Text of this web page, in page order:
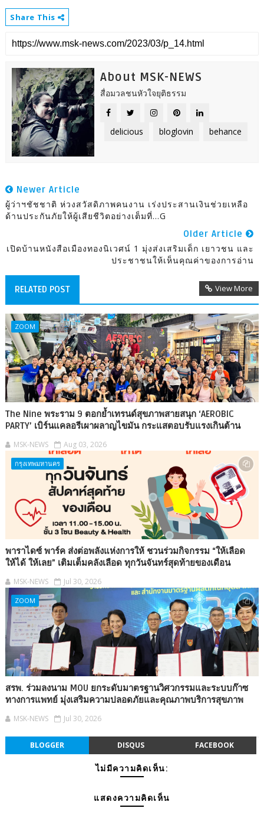
Share This
About MSK-NEWS
สื่อมวลชนหัวใจยุติธรรม
delicious bloglovin behance
Newer Article
ผู้ว่าฯชัชชาติ​ ห่วงสวัสดิภาพคนงาน​ เร่งประสานเงินช่วยเหลือ
ด้านประกันภัยให้ผู้เสียชีวิตอย่างเต็มที่...G
Older Article
เปิดบ้านหนังสือเมืองทองนิเวศน์ 1 มุ่งส่งเสริมเด็ก เยาวชน และ
ประชาชนให้เห็นคุณค่าของการอ่าน
RELATED POST View More
ZOOM
The Nine พระราม 9 ตอกย้ำเทรนด์สุขภาพสายสนุก ‘AEROBIC
PARTY’ เบิร์นแคลอรีเผาผลาญไขมัน กระแสตอบรับแรงเกินต้าน
MSK-NEWS Aug 03, 2026
กรุงเทพมหานคร
พาราไดซ์ พาร์ค ส่งต่อพลังแห่งการให้ ชวนร่วมกิจกรรม “ให้เลือด
ให้ได้ ให้เลย” เติมเต็มคลังเลือด ทุกวันจันทร์สุดท้ายของเดือน
MSK-NEWS Jul 30, 2026
ZOOM
สรพ. ร่วมลงนาม MOU ยกระดับมาตรฐานวิศวกรรมและระบบก๊าซ
ทางการแพทย์ มุ่งเสริมความปลอดภัยและคุณภาพบริการสุขภาพ
MSK-NEWS Jul 30, 2026
BLOGGER DISQUS FACEBOOK
ไม่มีความคิดเห็น:
แสดงความคิดเห็น